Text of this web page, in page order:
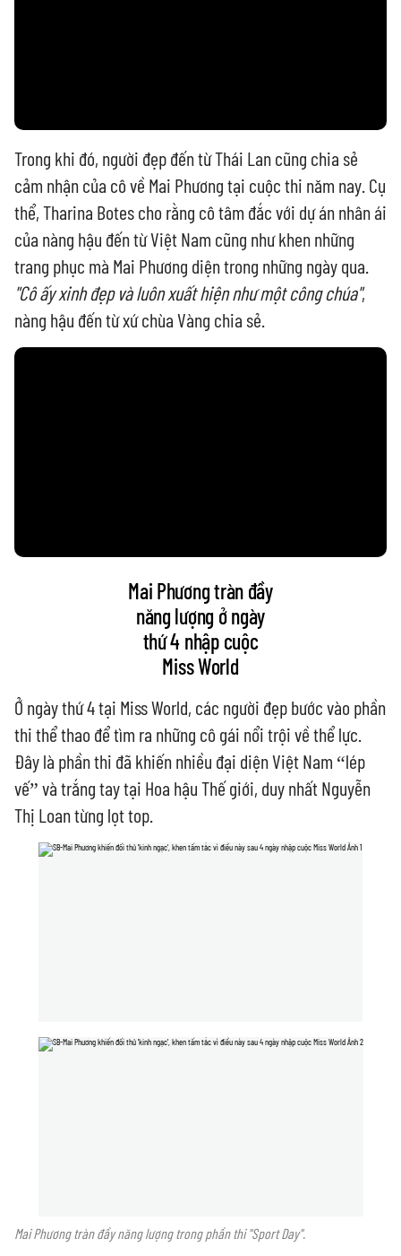
Trong khi đó, người đẹp đến từ Thái Lan cũng chia sẻ
cảm nhận của cô về Mai Phương tại cuộc thi năm nay. Cụ
thể, Tharina Botes cho rằng cô tâm đắc với dự án nhân ái
của nàng hậu đến từ Việt Nam cũng như khen những
trang phục mà Mai Phương diện trong những ngày qua.
"Cô ấy xinh đẹp và luôn xuất hiện như một công chúa",
nàng hậu đến từ xứ chùa Vàng chia sẻ.
Mai Phương tràn đầy
năng lượng ở ngày
thứ 4 nhập cuộc
Miss World
Ở ngày thứ 4 tại Miss World, các người đẹp bước vào phần
thi thể thao để tìm ra những cô gái nổi trội về thể lực.
Đây là phần thi đã khiến nhiều đại diện Việt Nam “lép
vế” và trắng tay tại Hoa hậu Thế giới, duy nhất Nguyễn
Thị Loan từng lọt top.
Mai Phương tràn đầy năng lượng trong phần thi "Sport Day".